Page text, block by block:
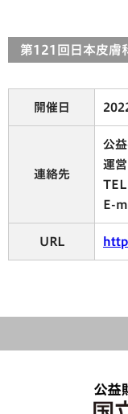
第121回日本皮膚
開催日
連絡先
公
運
E-
URL